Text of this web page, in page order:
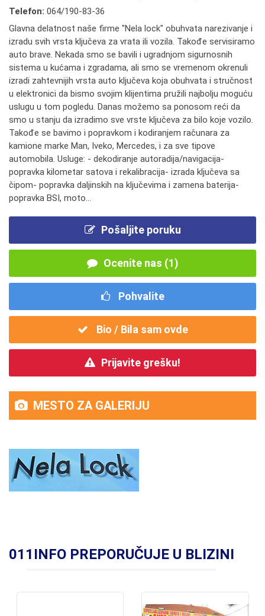
Telefon: 064/190-83-36
Glavna delatnost naše firme "Nela lock" obuhvata narezivanje i
izradu svih vrsta ključeva za vrata ili vozila. Takođe servisiramo
auto brave. Nekada smo se bavili i ugradnjom sigurnosnih
sistema u kućama i zgradama, ali smo se vremenom okrenuli
izradi zahtevnijih vrsta auto ključeva koja obuhvata i stručnost
u elektronici da bismo svojim klijentima pružili najbolju moguću
uslugu u tom pogledu. Danas možemo sa ponosom reći da
smo u stanju da izradimo sve vrste ključeva za bilo koje vozilo.
Takođe se bavimo i popravkom i kodiranjem računara za
kamione marke Man, Iveko, Mercedes, i za sve tipove
automobila. Usluge: - dekodiranje autoradija/navigacija-
popravka kilometar satova i rekalibracija- izrada ključeva sa
čipom- popravka daljinskih na ključevima i zamena baterija-
popravka BSI, moto...
Pošaljite poruku
Ocenite nas (1)
Pohvalite
Bio / Bila sam ovde
Prijavite grešku!
MESTO ZA GALERIJU
011INFO PREPORUČUJE U BLIZINI